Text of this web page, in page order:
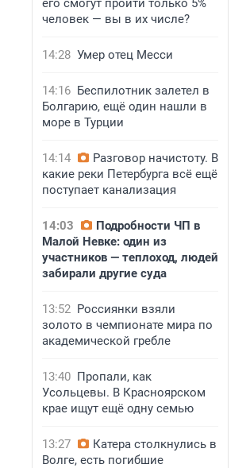
его смогут пройти только 5%
человек — вы в их числе?
14:28 Умер отец Месси
14:16 Беспилотник залетел в
Болгарию, ещё один нашли в
море в Турции
14:14
Разговор начистоту. В
какие реки Петербурга всё ещё
поступает канализация
14:03
Подробности ЧП в
Малой Невке: один из
участников — теплоход, людей
забирали другие суда
13:52 Россиянки взяли
золото в чемпионате мира по
академической гребле
13:40 Пропали, как
Усольцевы. В Красноярском
крае ищут ещё одну семью
13:27
Катера столкнулись в
Волге, есть погибшие